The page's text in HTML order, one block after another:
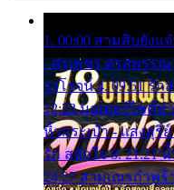
1. 00:00 สามสิบยังแ
- ศรเพชร ศรสุพรรณ
รุ่งโรจน์ 4. 09:51 รั
12:23 มอเตอร์ไซค์ท
หิ้วกระเป๋า - แสงสุรีย์
รัก สลักใจ 8. 21:21
24:27 สามเณรกำพร้